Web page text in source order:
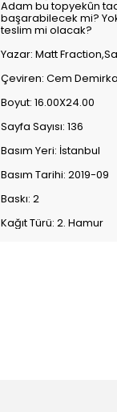
Adam bu topyekûn
başarabilecek mi?
teslim mi olacak?
Yazar: Matt
Çeviren: Cem
Boyut: 16.00X24.00
Sayfa Sayısı: 136
Basım Yeri: İstanbul
Basım Tarihi: 2019-09
Baskı: 2
Kağıt Türü: 2. Hamur